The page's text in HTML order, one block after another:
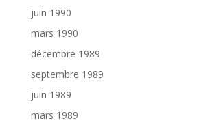
juin 1990
mars 1990
décembre 1989
septembre 1989
juin 1989
mars 1989